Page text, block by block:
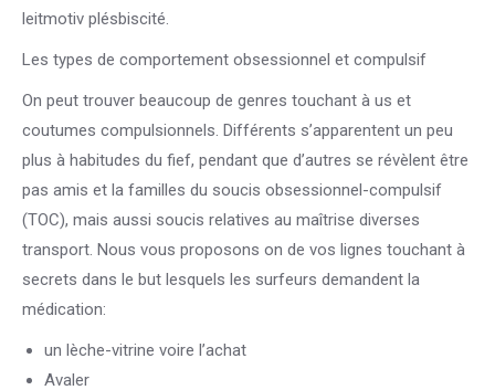
leitmotiv plésbiscité.
Les types de comportement obsessionnel et compulsif
On peut trouver beaucoup de genres touchant à us et
coutumes compulsionnels. Différents s’apparentent un peu
plus à habitudes du fief, pendant que d’autres se révèlent être
pas amis et la familles du soucis obsessionnel-compulsif
(TOC), mais aussi soucis relatives au maîtrise diverses
transport. Nous vous proposons on de vos lignes touchant à
secrets dans le but lesquels les surfeurs demandent la
médication:
un lèche-vitrine voire l’achat
Avaler